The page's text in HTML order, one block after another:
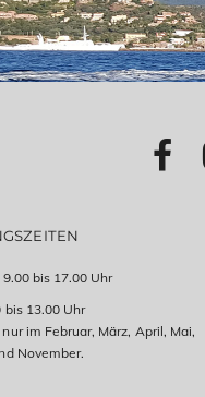
bis 17.00 Uhr
bis 13.00 Uhr
im Februar, März, April, Mai,
November.